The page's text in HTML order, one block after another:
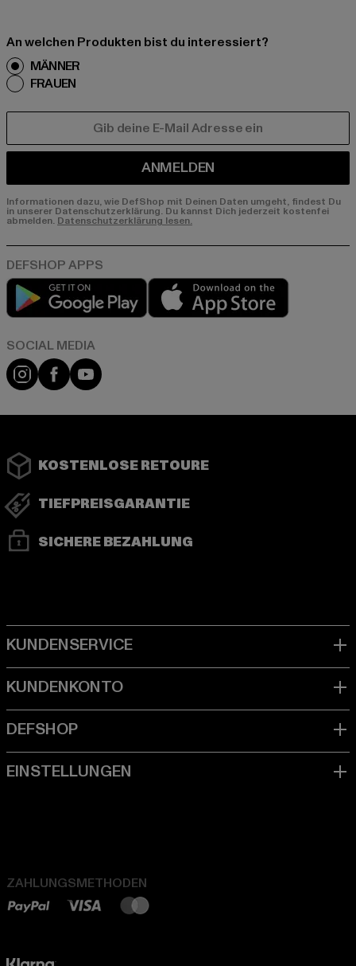
An welchen Produkten bist du interessiert?
MÄNNER
FRAUEN
ANMELDEN
Informationen dazu, wie DefShop mit Deinen Daten umgeht, findest Du
in unserer Datenschutzerklärung. Du kannst Dich jederzeit kostenfei
abmelden. Datenschutzerklärung lesen.
Play market
Instagram
FacebookYouTube
KOSTENLOSE RETOURE
TIEFPREISGARANTIE
SICHERE BEZAHLUNG
ZAHLUNGSMETHODEN